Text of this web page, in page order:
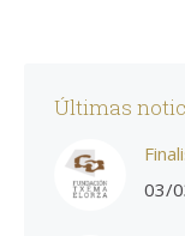
Últimas
03/